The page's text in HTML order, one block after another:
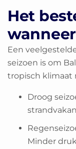
Het
Een
seizoen is om
tropisch klimaat
Droog
Minder